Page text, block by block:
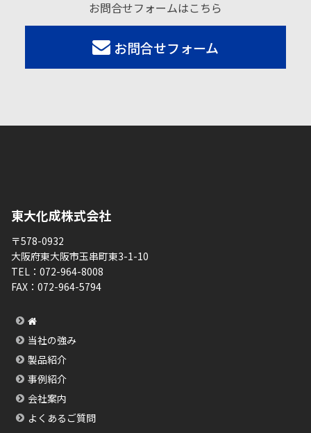
お問合せフォームはこちら
お問合せフォーム
東大化成株式会社
〒578-0932
大阪府東大阪市玉串町東3-1-10
TEL： 072-964-8008
FAX： 072-964-5794
当社の強み
製品紹介
事例紹介
会社案内
よくあるご質問